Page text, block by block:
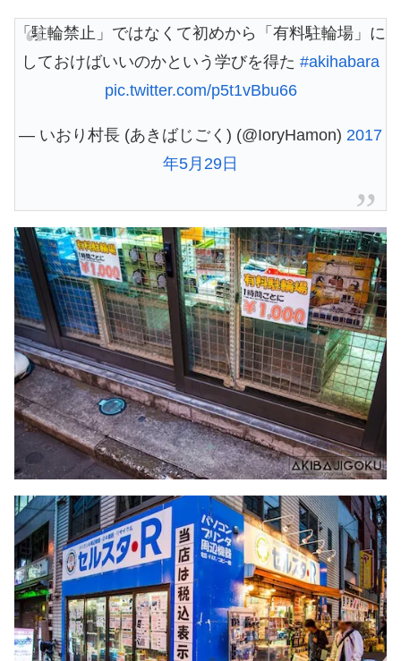
「駐輪禁止」ではなくて初めから「有料駐輪場」に
しておけばいいのかという学びを得た #akihabara
pic.twitter.com/p5t1vBbu66
— いおり村長 (あきばじごく) (@IoryHamon) 2017
年5月29日